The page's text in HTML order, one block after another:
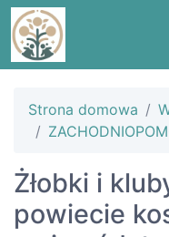
Strona domowa
Żłobki i
powiecie